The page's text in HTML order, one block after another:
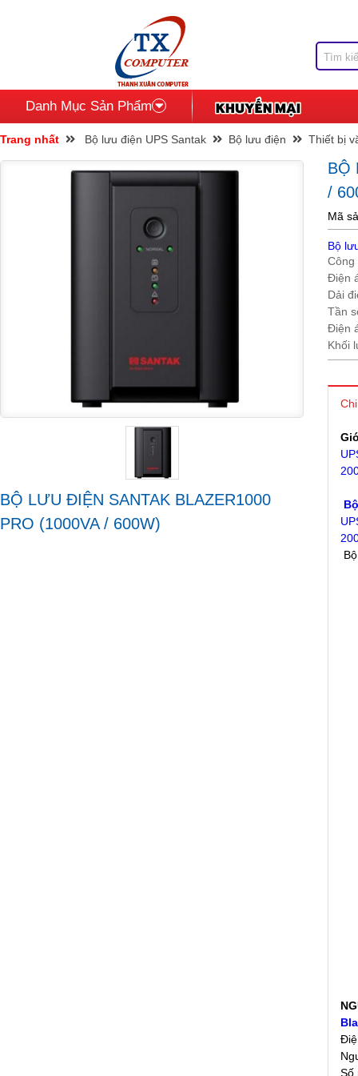
Danh Mục Sản Phẩm
Trang nhất Bộ lưu điện UPS Santak Bộ lưu điện Thiết bị
BỘ LƯU ĐIỆN SANTAK BLAZER1000
PRO (1000VA / 600W)
BỘ
/
Mã
Bộ
Công
Điện
Dải
Tần
Điện
Khối
Số